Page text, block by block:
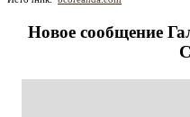
Новое сообщение